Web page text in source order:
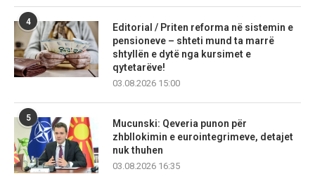
4
Editorial / Priten reforma në sistemin e
pensioneve – shteti mund ta marrë
shtyllën e dytë nga kursimet e
qytetarëve!
03.08.2026 15:00
5
Mucunski: Qeveria punon për
zhbllokimin e eurointegrimeve, detajet
nuk thuhen
03.08.2026 16:35